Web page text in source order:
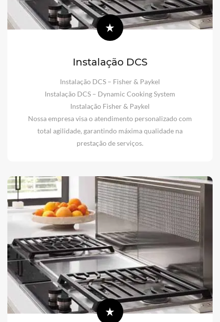
Instalação DCS
Instalação DCS – Fisher & Paykel
Instalação DCS – Dynamic Cooking System
Instalação Fisher & Paykel
Nossa empresa visa o atendimento personalizado com
total agilidade, garantindo máxima qualidade na
prestação de serviços.